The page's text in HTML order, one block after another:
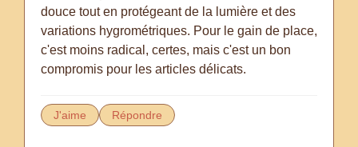
douce tout en protégeant de la lumière et des
variations hygrométriques. Pour le gain de place,
c'est moins radical, certes, mais c'est un bon
compromis pour les articles délicats.
J'aime Répondre